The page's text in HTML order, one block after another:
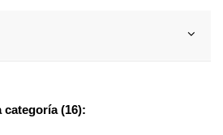
categoría (16):